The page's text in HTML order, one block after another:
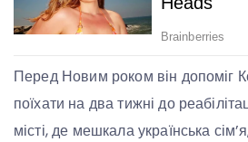
Перед Новим роком він допоміг
поїхати на два тижні до
місті, де мешкала українська